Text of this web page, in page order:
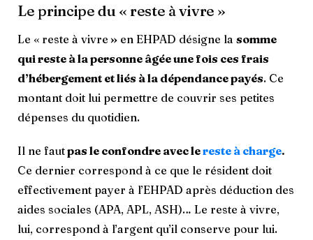
Le principe du « reste à vivre »
Le « reste à vivre » en EHPAD désigne la somme
qui reste à la personne âgée une fois ces frais
d’hébergement et liés à la dépendance payés. Ce
montant doit lui permettre de couvrir ses petites
dépenses du quotidien.
Il ne fautpas le confondre avec lereste à charge.
Ce dernier correspond à ce que le résident doit
effectivement payer à l’EHPAD après déduction des
aides sociales (APA, APL, ASH)… Le reste à vivre,
lui, correspond à l’argent qu’il conserve pour lui.